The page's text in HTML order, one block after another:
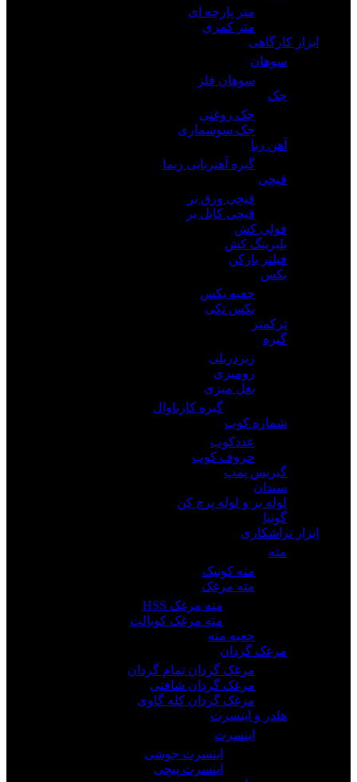
متر پارچه ای
متر کمری
ابزار کارگاهی
سوهان
سوهان فلز
جک
جک روغنی
جک سوسماری
آهن ربا
گیره آهنربایی ریما
قیچی
قیچی ورق بر
قیچی کابل بر
فولی کش
بلبرینگ کش
فیلتر بازکن
بکس
جعبه بکس
بکس تکی
ترکمتر
گیره
زیردریلی
رومیزی
بغل میزی
گیره کارناوال
شماره کوب
عددکوب
حروف کوب
گیریس پمپ
سندان
لوله بر و لوله پرچ کن
گونیا
ابزار تراشکاری
مته
مته کونیک
مته مرغک
مته مرغک HSS
مته مرغک کوبالت
جعبه مته
مرغک گردان
مرغک گردان تمام گردان
مرغک گردان شافتی
مرغک گردان کله گاوی
هلدر و اینسرت
اینسرت
اینسرت جوشی
اینسرت پیچی